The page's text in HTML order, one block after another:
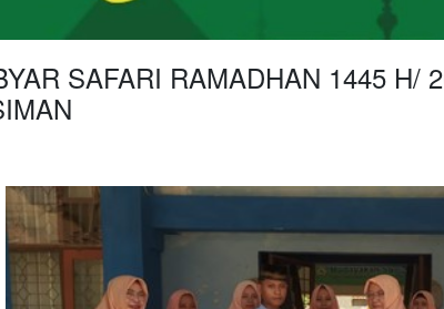
SAFARI RAMADHAN 1445 H/